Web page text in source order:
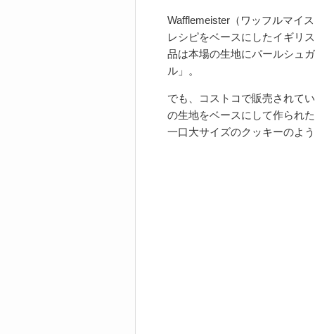
Wafflemeister（ワッフルマイ
レシピをベースにしたイギリ
品は本場の生地にパールシュ
ル」。
でも、コストコで販売されて
の生地をベースにして作られ
一口大サイズのクッキーのよ